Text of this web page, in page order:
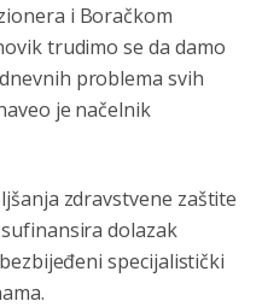
i Boračkom
trudimo se da damo
problema svih
je načelnik
zdravstvene zaštite
dolazak
specijalistički
dio Srbije al
irs.Umislili ste da
ОДЛАЗЕ СА